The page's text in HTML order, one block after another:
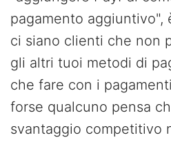
pagamento aggiuntivo",
ci siano clienti che non
gli altri tuoi metodi di
che fare con i
forse qualcuno pensa
svantaggio competitivo